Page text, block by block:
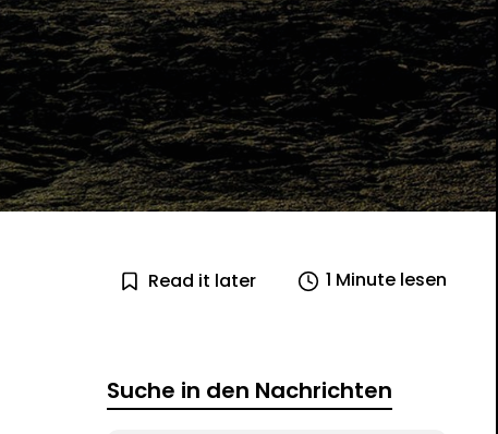
Read it later 1 Minute lesen
Suche in den Nachrichten